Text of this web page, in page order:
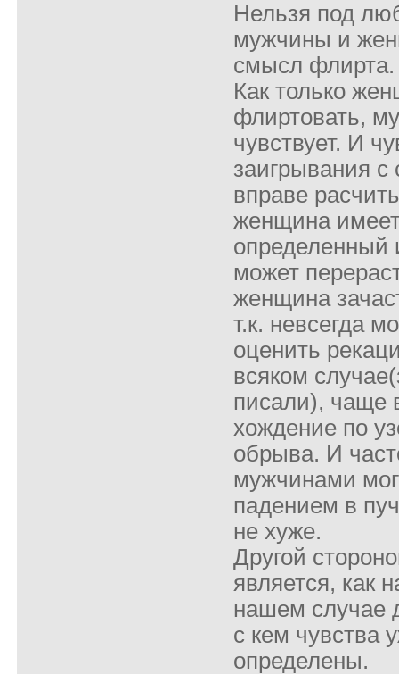
Нельзя под
мужчины и
смысл флирта.
Как только
флиртовать,
чувствует. И
заигрывания
вправе
женщина
определенный
может
женщина
т.к. невсегда
оценить
всяком
писали), чаще
хождение по
обрыва. И
мужчинами
падением в
не хуже.
Другой
является, как
нашем случае
с кем чувства
определены.